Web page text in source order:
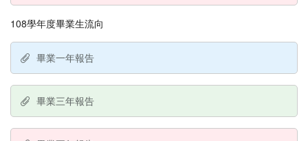
108學年度畢業生流向
畢業一年報告
畢業三年報告